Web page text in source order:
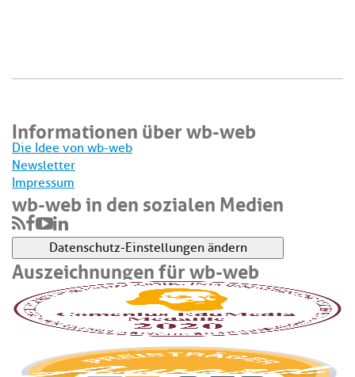
Informationen über wb-web
Die Idee von wb-web
Newsletter
Impressum
wb-web in den sozialen Medien
Datenschutz-Einstellungen ändern
Auszeichnungen für wb-web